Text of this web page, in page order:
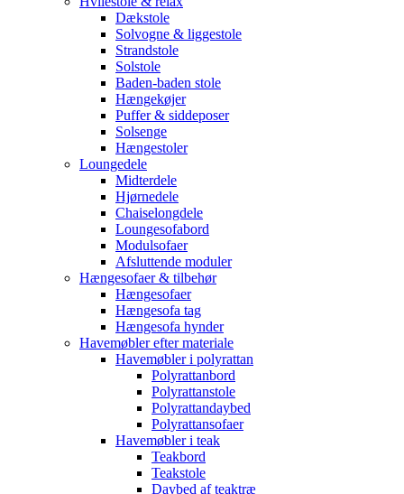
Dækstole
Solvogne & liggestole
Strandstole
Solstole
Baden-baden stole
Hængekøjer
Puffer & siddeposer
Solsenge
Hængestoler
Loungedele
Midterdele
Hjørnedele
Chaiselongdele
Loungesofabord
Modulsofaer
Afsluttende moduler
Hængesofaer & tilbehør
Hængesofaer
Hængesofa tag
Hængesofa hynder
Havemøbler efter materiale
Havemøbler i polyrattan
Polyrattanbord
Polyrattanstole
Polyrattandaybed
Polyrattansofaer
Havemøbler i teak
Teakbord
Teakstole
Daybed af teaktræ